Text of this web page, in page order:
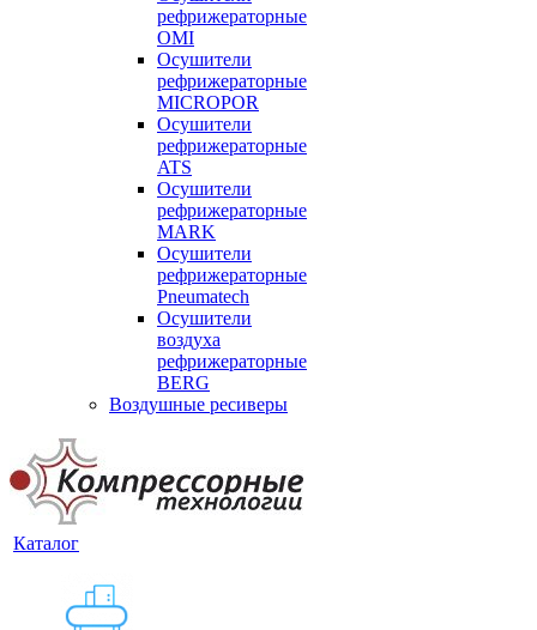
рефрижераторные
OMI
Осушители
рефрижераторные
MICROPOR
Осушители
рефрижераторные
ATS
Осушители
рефрижераторные
MARK
Осушители
рефрижераторные
Pneumatech
Осушители
воздуха
рефрижераторные
BERG
Воздушные ресиверы
Каталог